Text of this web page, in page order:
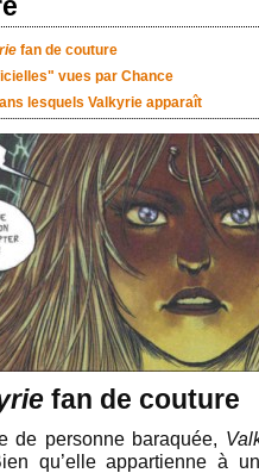
fan de couture
vues par Chance
lesquels Valkyrie apparaît
fan de couture
de personne baraquée,
qu’elle appartienne à